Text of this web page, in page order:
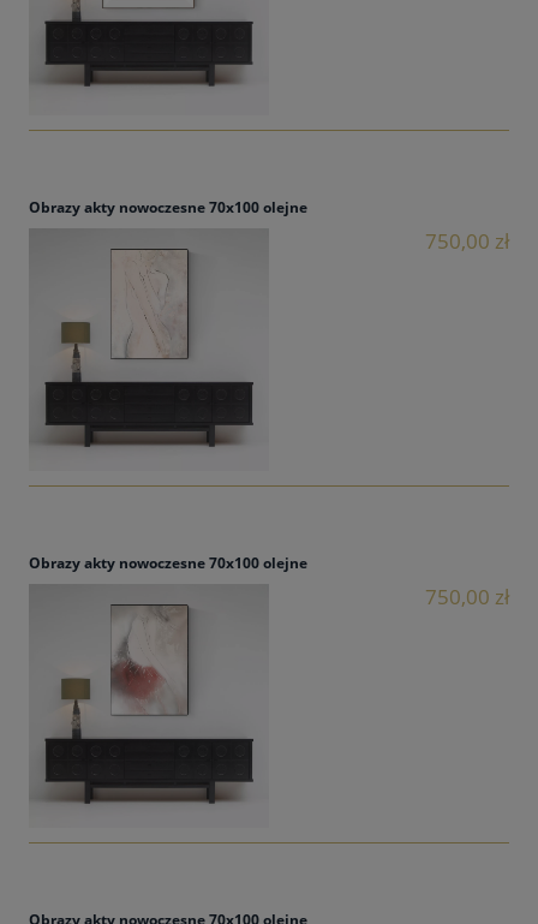
Obrazy akty nowoczesne 70x100 olejne
750,00 zł
Obrazy akty nowoczesne 70x100 olejne
750,00 zł
Obrazy akty nowoczesne 70x100 olejne